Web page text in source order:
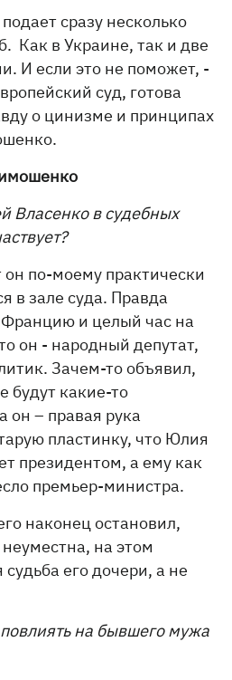
сразу несколько
Как в Украине, так и две
И если это не поможет, -
суд, готова
о цинизме и принципах
Власенко в судебных
он по-моему практически
в зале суда. Правда
и целый час на
он - народный депутат,
Зачем-то объявил,
будут какие-то
он – правая рука
пластинку, что Юлия
президентом, а ему как
премьер-министра.
наконец остановил,
на этом
его дочери, а не
на бывшего мужа